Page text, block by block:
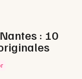
: 10